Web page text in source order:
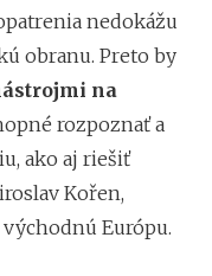
nedokážu
obranu. Preto by
na
rozpoznať a
ako aj riešiť
Kořen,
Európu.